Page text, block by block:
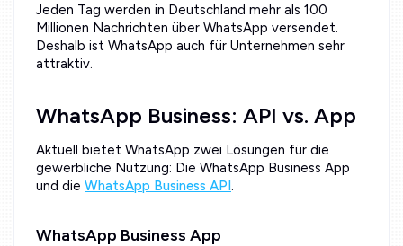
Jeden Tag werden in Deutschland mehr als 100
Millionen Nachrichten über WhatsApp versendet.
Deshalb ist WhatsApp auch für Unternehmen sehr
attraktiv.
WhatsApp Business: API vs. App
Aktuell bietet WhatsApp zwei Lösungen für die
gewerbliche Nutzung: Die WhatsApp Business App
und die WhatsApp Business API.
WhatsApp Business App